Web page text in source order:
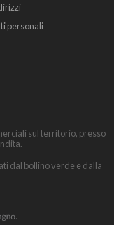
personali
sul territorio, presso
dal bollino verde e dalla